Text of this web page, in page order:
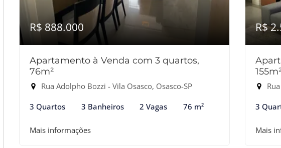
R$ 888.000
Apartamento à Venda com 3 quartos,
76m²
Rua Adolpho Bozzi - Vila Osasco, Osasco-SP
3 Quartos 3 Banheiros 2 Vagas 76 m²
Mais informações
R$
3
Mais